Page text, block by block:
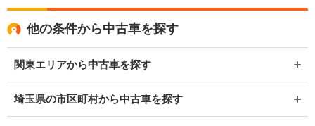
他の条件から中古車を探す
関東エリアから中古車を探す
埼玉県の市区町村から中古車を探す